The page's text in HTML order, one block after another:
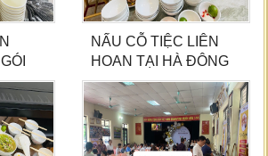
NẤU CỖ TIỆC LIÊN
HOAN TẠI HÀ ĐÔNG